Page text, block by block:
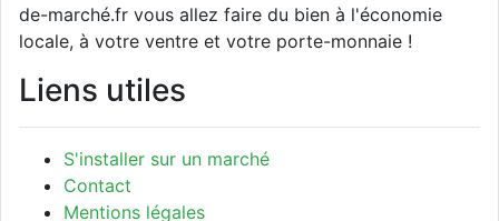
de-marché.fr vous allez faire du bien à l'économie
locale, à votre ventre et votre porte-monnaie !
Liens utiles
S'installer sur un marché
Contact
Mentions légales